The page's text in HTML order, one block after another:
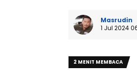
Masrudin
1 Jul 2024
2 MENIT MEMBACA